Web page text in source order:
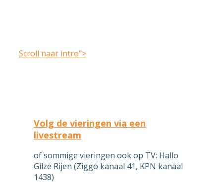
Scroll naar intro">
Volg de vieringen via een
livestream
of sommige vieringen ook op TV: Hallo
Gilze Rijen (Ziggo kanaal 41, KPN kanaal
1438)